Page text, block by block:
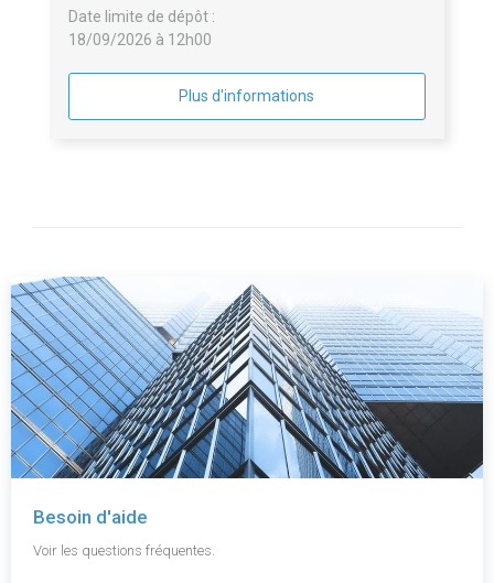
Date limite de dépôt :
18/09/2026 à 12h00
Plus d'informations
Besoin d'aide
Voir les questions fréquentes.